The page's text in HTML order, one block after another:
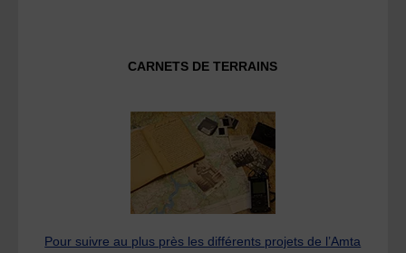
CARNETS DE TERRAINS
Pour suivre au plus près les différents projets de l’Amta